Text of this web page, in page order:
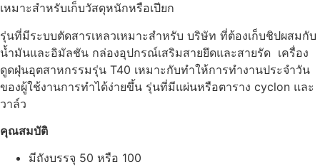
เหมาะสำหรับเก็บวัสดุหนักหรือเปียก
รุ่นที่มีระบบตัดสารเหลวเหมาะสำหรับ บริษัท ที่ต้องเก็บชิปผสมกับ
น้ำมันและอิมัลชัน กล่องอุปกรณ์เสริมสายยึดและสายรัด เครื่อง
ดูดฝุ่นอุตสาหกรรมรุ่น T40 เหมาะกับทำให้การทำงานประจำวัน
ของผู้ใช้งานการทำได้ง่ายขึ้น รุ่นที่มีแผ่นหรือตาราง cyclon และ
วาล์ว
คุณสมบัติ
มีถังบรรจุ 50 หรือ 100